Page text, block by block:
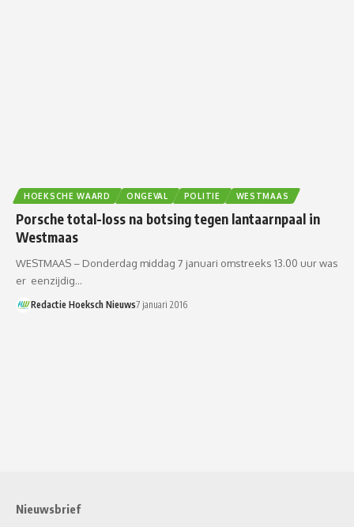
HOEKSCHE WAARD ONGEVAL POLITIE WESTMAAS
Porsche total-loss na botsing tegen lantaarnpaal in
Westmaas
WESTMAAS – Donderdag middag 7 januari omstreeks 13.00 uur was
er eenzijdig…
Redactie Hoeksch Nieuws7 januari 2016
Nieuwsbrief